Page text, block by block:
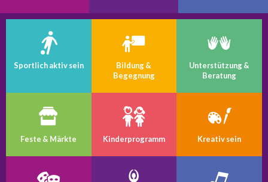
Sportlich aktiv sein
Bildung &
Begegnung
Unterstützung &
Beratung
Feste & Märkte Kinder­programm Kreativ sein